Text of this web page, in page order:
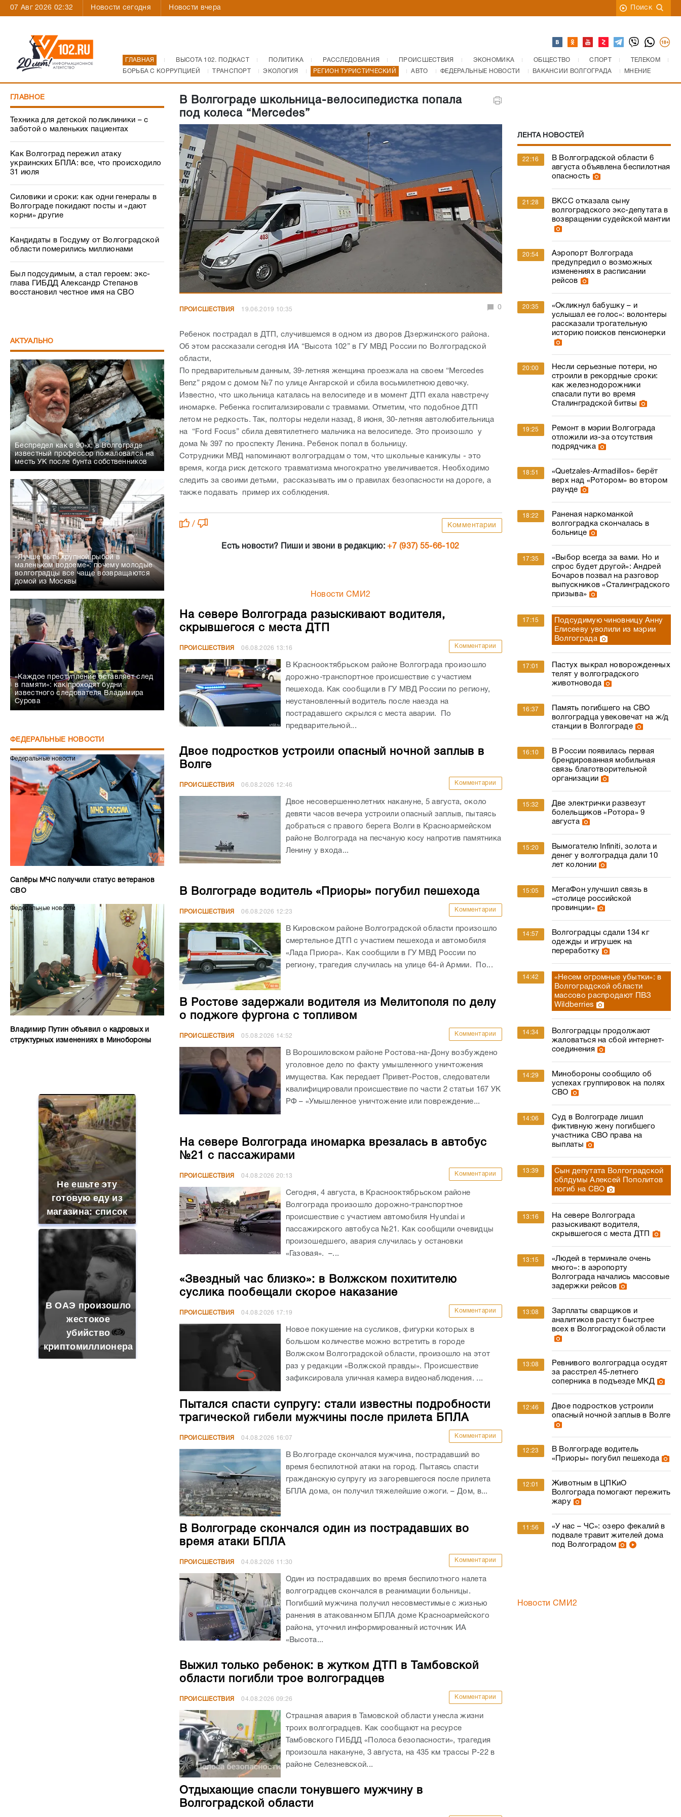
07 Авг 2026 02:32 Новости сегодня Новости вчера Поиск
ГЛАВНАЯ ВЫСОТА 102. ПОДКАСТ ПОЛИТИКА РАССЛЕДОВАНИЯ ПРОИСШЕСТВИЯ ЭКОНОМИКА ОБЩЕСТВО СПОРТ
ТЕЛЕКОМ
БОРЬБА С КОРРУПЦИЕЙ
ТРАНСПОРТ ЭКОЛОГИЯ РЕГИОН ТУРИСТИЧЕСКИЙ АВТО ФЕДЕРАЛЬНЫЕ НОВОСТИ ВАКАНСИИ ВОЛГОГРАДА МНЕНИЕ
ГЛАВНОЕ
Техника для детской поликлиники – с
заботой о маленьких пациентах
Как Волгоград пережил атаку
украинских БПЛА: все, что происходило
31 июля
Силовики и сроки: как одни генералы в
Волгограде покидают посты и «дают
корни» другие
Кандидаты в Госдуму от Волгоградской
области померились миллионами
Был подсудимым, а стал героем: экс-
глава ГИБДД Александр Степанов
восстановил честное имя на СВО
АКТУАЛЬНО
Беспредел как в 90-х: в Волгограде
известный профессор пожаловался на
месть УК после бунта собственников
«Лучше быть крупной рыбой в
маленьком водоеме»: почему молодые
волгоградцы все чаще возвращаются
домой из Москвы
«Каждое преступление оставляет след
в памяти»: как проходят будни
известного следователя Владимира
Сурова
ФЕДЕРАЛЬНЫЕ НОВОСТИ
Федеральные новости
Сапёры МЧС получили статус ветеранов
СВО
Федеральные новости
Владимир Путин объявил о кадровых и
структурных изменениях в Минобороны
Не ешьте эту
готовую еду из
магазина: список
В ОАЭ произошло
жестокое
убийство
криптомиллионера
В Волгограде школьница-велосипедистка попала
под колеса “Mercedes”
ПРОИСШЕСТВИЯ 19.06.2019 10:35 0
Ребенок пострадал в ДТП, случившемся в одном из дворов Дзержинского района.
Об этом рассказали сегодня ИА “Высота 102” в ГУ МВД России по Волгоградской
области,
По предварительным данным, 39-летняя женщина проезжала на своем “Mercedes
Benz” рядом с домом №7 по улице Ангарской и сбила восьмилетнюю девочку.
Известно, что школьница каталась на велосипеде и в момент ДТП ехала навстречу
иномарке. Ребенка госпитализировали с травмами. Отметим, что подобное ДТП
летом не редкость. Так, полторы недели назад, 8 июня, 30-летняя автолюбительница
на “Ford Focus” сбила девятилетнего мальчика на велосипеде. Это произошло у
дома № 397 по проспекту Ленина. Ребенок попал в больницу.
Сотрудники МВД напоминают волгоградцам о том, что школьные каникулы - это
время, когда риск детского травматизма многократно увеличивается. Необходимо
следить за своими детьми, рассказывать им о правилах безопасности на дороге, а
также подавать пример их соблюдения.
/ Комментарии
Есть новости? Пиши и звони в редакцию:+7 (937) 55-66-102
Новости СМИ2
На севере Волгограда разыскивают водителя,
скрывшегося с места ДТП
ПРОИСШЕСТВИЯ 06.08.2026 13:16 Комментарии
В Краснооктябрьском районе Волгограда произошло
дорожно-транспортное происшествие с участием
пешехода. Как сообщили в ГУ МВД России по региону,
неустановленный водитель после наезда на
пострадавшего скрылся с места аварии. По
предварительной...
Двое подростков устроили опасный ночной заплыв в
Волге
ПРОИСШЕСТВИЯ 06.08.2026 12:46 Комментарии
Двое несовершеннолетних накануне, 5 августа, около
девяти часов вечера устроили опасный заплыв, пытаясь
добраться с правого берега Волги в Красноармейском
районе Волгограда на песчаную косу напротив памятника
Ленину у входа...
В Волгограде водитель «Приоры» погубил пешехода
ПРОИСШЕСТВИЯ 06.08.2026 12:23 Комментарии
В Кировском районе Волгоградской области произошло
смертельное ДТП с участием пешехода и автомобиля
«Лада Приора». Как сообщили в ГУ МВД России по
региону, трагедия случилась на улице 64-й Армии. По...
В Ростове задержали водителя из Мелитополя по делу
о поджоге фургона с топливом
ПРОИСШЕСТВИЯ 05.08.2026 14:52 Комментарии
В Ворошиловском районе Ростова-на-Дону возбуждено
уголовное дело по факту умышленного уничтожения
имущества. Как передает Привет-Ростов, следователи
квалифицировали происшествие по части 2 статьи 167 УК
РФ – «Умышленное уничтожение или повреждение...
На севере Волгограда иномарка врезалась в автобус
№21 с пассажирами
ПРОИСШЕСТВИЯ 04.08.2026 20:13 Комментарии
Сегодня, 4 августа, в Краснооктябрьском районе
Волгограда произошло дорожно-транспортное
происшествие с участием автомобиля Hyundai и
пассажирского автобуса №21. Как сообщили очевидцы
произошедшего, авария случилась у остановки
«Газовая». –...
«Звездный час близко»: в Волжском похитителю
суслика пообещали скорое наказание
ПРОИСШЕСТВИЯ 04.08.2026 17:19 Комментарии
Новое покушение на сусликов, фигурки которых в
большом количестве можно встретить в городе
Волжском Волгоградской области, произошло на этот
раз у редакции «Волжской правды». Происшествие
зафиксировала уличная камера видеонаблюдения. ...
Пытался спасти супругу: стали известны подробности
трагической гибели мужчины после прилета БПЛА
ПРОИСШЕСТВИЯ 04.08.2026 16:07 Комментарии
В Волгограде скончался мужчина, пострадавший во
время беспилотной атаки на город. Пытаясь спасти
гражданскую супругу из загоревшегося после прилета
БПЛА дома, он получил тяжелейшие ожоги. – Дом, в...
В Волгограде скончался один из пострадавших во
время атаки БПЛА
ПРОИСШЕСТВИЯ 04.08.2026 11:30 Комментарии
Один из пострадавших во время беспилотного налета
волгоградцев скончался в реанимации больницы.
Погибший мужчина получил несовместимые с жизнью
ранения в атакованном БПЛА доме Красноармейского
района, уточнил информированный источник ИА
«Высота...
Выжил только ребенок: в жутком ДТП в Тамбовской
области погибли трое волгоградцев
ПРОИСШЕСТВИЯ 04.08.2026 09:26 Комментарии
Страшная авария в Тамовской области унесла жизни
троих волгоградцев. Как сообщают на ресурсе
Тамбовского ГИБДД «Полоса безопасности», трагедия
произошла накануне, 3 августа, на 435 км трассы Р-22 в
районе Селезневской...
Отдыхающие спасли тонувшего мужчину в
Волгоградской области
ЛЕНТА НОВОСТЕЙ
22:16
В Волгоградской области 6
августа объявлена беспилотная
опасность
21:28
ВКСС отказала сыну
волгоградского экс-депутата в
возвращении судейской мантии
20:54
Аэропорт Волгограда
предупредил о возможных
изменениях в расписании
рейсов
20:35
«Окликнул бабушку – и
услышал ее голос»: волонтеры
рассказали трогательную
историю поисков пенсионерки
20:00
Несли серьезные потери, но
строили в рекордные сроки:
как железнодорожники
спасали пути во время
Сталинградской битвы
19:25
Ремонт в мэрии Волгограда
отложили из-за отсутствия
подрядчика
18:51
«Quetzales‑Armadillos» берёт
верх над «Ротором» во втором
раунде
18:22
Раненая наркоманкой
волгоградка скончалась в
больнице
17:35
«Выбор всегда за вами. Но и
спрос будет другой»: Андрей
Бочаров позвал на разговор
выпускников «Сталинградского
призыва»
17:15
Подсудимую чиновницу Анну
Елисееву уволили из мэрии
Волгограда
17:01
Пастух выкрал новорожденных
телят у волгоградского
животновода
16:37
Память погибшего на СВО
волгоградца увековечат на ж/д
станции в Волгограде
16:10
В России появилась первая
брендированная мобильная
связь благотворительной
организации
15:32
Две электрички развезут
болельщиков «Ротора» 9
августа
15:20
Вымогателю Infiniti, золота и
денег у волгоградца дали 10
лет колонии
15:05
МегаФон улучшил связь в
«столице российской
провинции»
14:57
Волгоградцы сдали 134 кг
одежды и игрушек на
переработку
14:42
«Несем огромные убытки»: в
Волгоградской области
массово распродают ПВЗ
Wildberries
14:34
Волгоградцы продолжают
жаловаться на сбой интернет-
соединения
14:29
Минобороны сообщило об
успехах группировок на полях
СВО
14:06
Суд в Волгограде лишил
фиктивную жену погибшего
участника СВО права на
выплаты
13:39
Сын депутата Волгоградской
облдумы Алексей Пополитов
погиб на СВО
13:16
На севере Волгограда
разыскивают водителя,
скрывшегося с места ДТП
13:15
«Людей в терминале очень
много»: в аэропорту
Волгограда начались массовые
задержки рейсов
13:08
Зарплаты сварщиков и
аналитиков растут быстрее
всех в Волгоградской области
13:08
Ревнивого волгоградца осудят
за расстрел 45-летнего
соперника в подъезде МКД
12:46
Двое подростков устроили
опасный ночной заплыв в Волге
12:23
В Волгограде водитель
«Приоры» погубил пешехода
12:01
Животным в ЦПКиО
Волгограда помогают пережить
жару
11:56
«У нас – ЧС»: озеро фекалий в
подвале травит жителей дома
под Волгоградом
Новости СМИ2